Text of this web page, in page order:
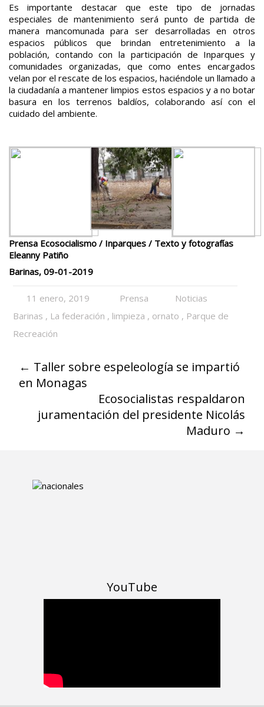
Es importante destacar que este tipo de jornadas
especiales de mantenimiento será punto de partida de
manera mancomunada para ser desarrolladas en otros
espacios públicos que brindan entretenimiento a la
población, contando con la participación de Inparques y
comunidades organizadas, que como entes encargados
velan por el rescate de los espacios, haciéndole un llamado a
la ciudadanía a mantener limpios estos espacios y a no botar
basura en los terrenos baldíos, colaborando así con el
cuidado del ambiente.
Prensa Ecosocialismo / Inparques / Texto y fotografías
Eleanny Patiño
Barinas, 09-01-2019
11 enero, 2019 Prensa
Noticias
Barinas , La federación , limpieza , ornato , Parque de
Recreación
← Taller sobre espeleología se impartió
en Monagas
Ecosocialistas respaldaron
juramentación del presidente Nicolás
Maduro →
YouTube